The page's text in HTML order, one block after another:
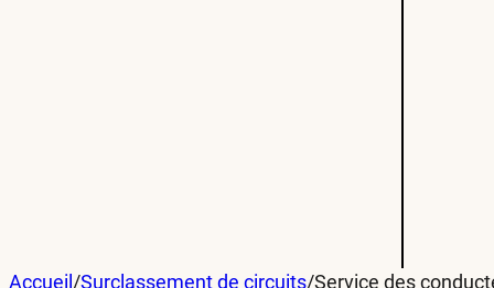
Accueil /Surclassement de circuits/Service des